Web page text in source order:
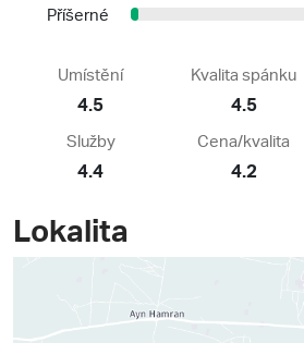
Příšerné
Umístění
4.5
Kvalita spánku
4.5
Služby
4.4
Cena/kvalita
4.2
Lokalita